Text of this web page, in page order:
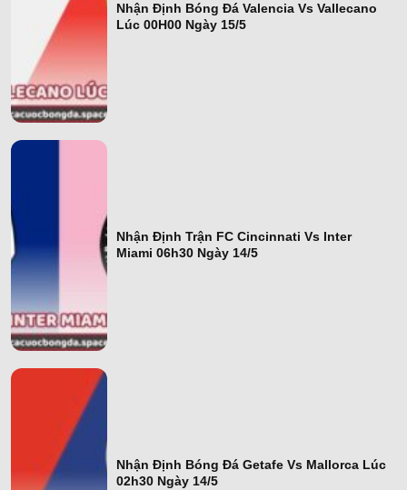
Nhận Định Bóng
Đá Valencia Vs
Vallecano Lúc
00H00 Ngày
15/5
Nhận Định Bóng Đá Valencia Vs Vallecano
Lúc 00H00 Ngày 15/5
Nhận Định Trận
FC Cincinnati Vs
Inter Miami
06h30 Ngày
14/5
Nhận Định Trận FC Cincinnati Vs Inter
Miami 06h30 Ngày 14/5
Nhận Định Bóng
Nhận Định Bóng Đá Getafe Vs Mallorca Lúc
02h30 Ngày 14/5